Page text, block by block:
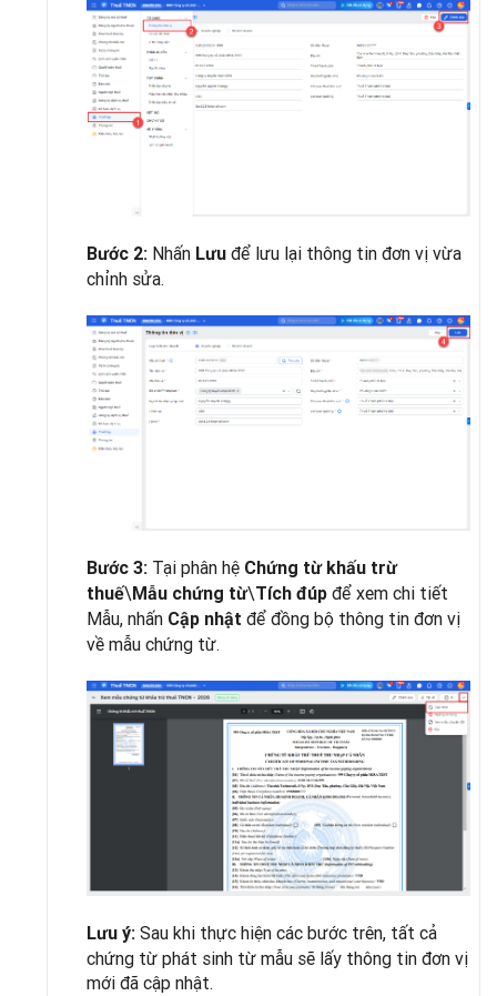
Bước 2: Nhấn Lưu để lưu lại thông tin đơn vị vừa
chỉnh sửa.
Bước 3: Tại phân hệ Chứng từ khấu trừ
thuế\ Mẫu chứng từ\Tích đúp để xem chi tiết
Mẫu, nhấn Cập nhật để đồng bộ thông tin đơn vị
về mẫu chứng từ.
Lưu ý: Sau khi thực hiện các bước trên, tất cả
chứng từ phát sinh từ mẫu sẽ lấy thông tin đơn vị
mới đã cập nhật.